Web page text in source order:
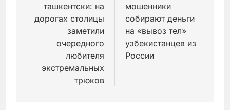
записям
ташкентски: на
дорогах столицы
заметили
очередного
любителя
экстремальных
трюков
мошенники
собирают деньги
на «вывоз тел»
узбекистанцев из
России